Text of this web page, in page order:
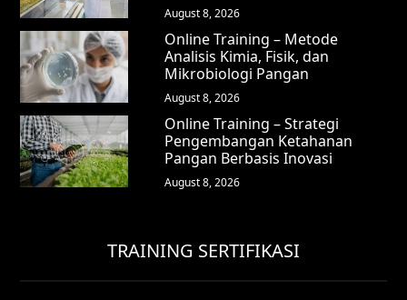
August 8, 2026
Online Training – Metode
Analisis Kimia, Fisik, dan
Mikrobiologi Pangan
August 8, 2026
Online Training – Strategi
Pengembangan Ketahanan
Pangan Berbasis Inovasi
August 8, 2026
TRAINING SERTIFIKASI